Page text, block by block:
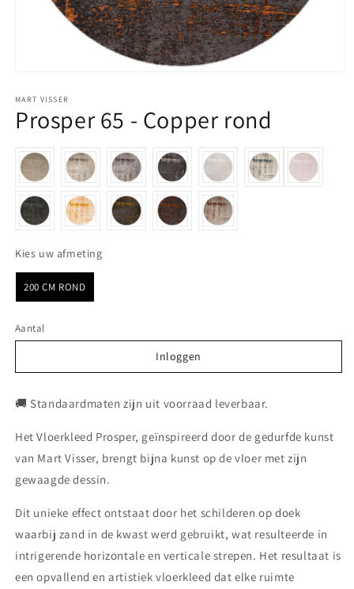
MART VISSER
Prosper 65 - Copper rond
Kies uw afmetingKies uw afmeting
200 CM ROND
Aantal
Inloggen
Inloggen
🚚 Standaardmaten zijn uit voorraad leverbaar.
Het Vloerkleed Prosper, geïnspireerd door de gedurfde kunst
van Mart Visser, brengt bijna kunst op de vloer met zijn
gewaagde dessin.
Dit unieke effect ontstaat door het schilderen op doek
waarbij zand in de kwast werd gebruikt, wat resulteerde in
intrigerende horizontale en verticale strepen. Het resultaat is
een opvallend en artistiek vloerkleed dat elke ruimte